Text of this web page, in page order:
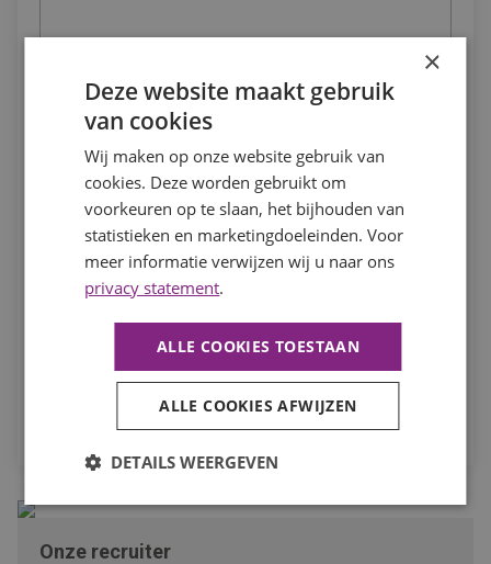
In het kader van je sollicitatie en eventuele dienstverband
verwerken we je persoonsgegevens. Hierbij nemen we de
noodzakelijke zorgvuldigheid in acht. Meer hierover kun je
lezen in onsprivacystatement. Om je actief naar werk te
kunnen bemiddelen, willen we je toestemming vragen om
deze gegevens te mogen verwerken en aan eventuele
Ik ga akkoord dat mijn persoonsgegevens worden
verwerkt ten behoeve van mijn sollicitatie.
SOLLICITEER
Onze recruiter
×
Deze website maakt gebruik
van cookies
Wij maken op onze website gebruik van
cookies. Deze worden gebruikt om
voorkeuren op te slaan, het bijhouden van
statistieken en marketingdoeleinden. Voor
meer informatie verwijzen wij u naar ons
privacy statement.
ALLE COOKIES TOESTAAN
ALLE COOKIES AFWIJZEN
DETAILS WEERGEVEN